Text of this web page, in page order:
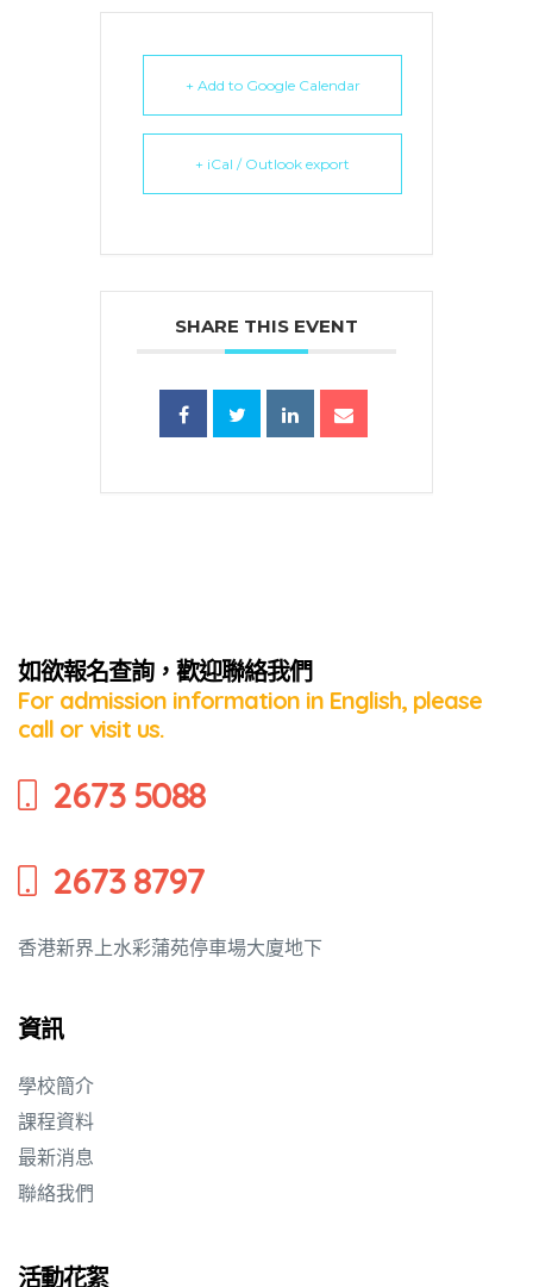
+ Add to Google Calendar
+ iCal / Outlook export
SHARE THIS EVENT
如欲報名查詢，歡迎聯絡我們
For admission information in English, please
call or visit us.
2673 5088
2673 8797
香港新界上水彩蒲苑停車場大廈地下
資訊
學校簡介
課程資料
最新消息
聯絡我們
活動花絮
養幼兒